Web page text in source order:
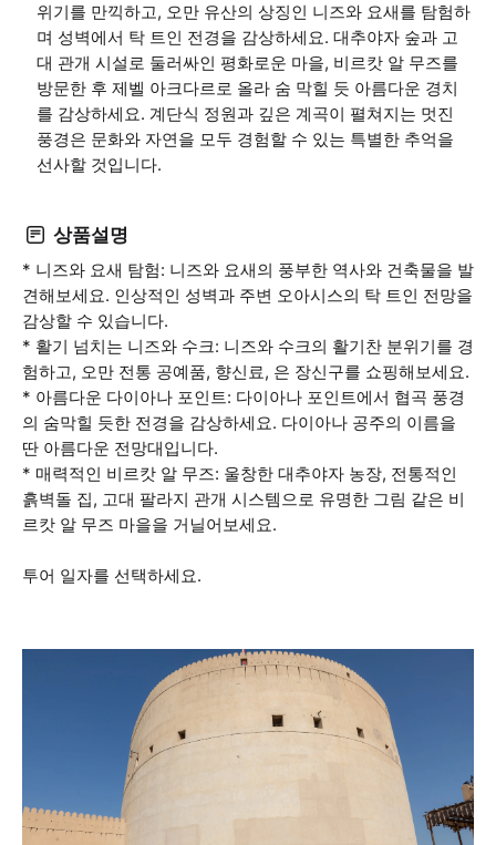
위기를 만끽하고, 오만 유산의 상징인 니즈와 요새를 탐험하
며 성벽에서 탁 트인 전경을 감상하세요. 대추야자 숲과 고
대 관개 시설로 둘러싸인 평화로운 마을, 비르캇 알 무즈를
방문한 후 제벨 아크다르로 올라 숨 막힐 듯 아름다운 경치
를 감상하세요. 계단식 정원과 깊은 계곡이 펼쳐지는 멋진
풍경은 문화와 자연을 모두 경험할 수 있는 특별한 추억을
선사할 것입니다.
상품설명
* 니즈와 요새 탐험: 니즈와 요새의 풍부한 역사와 건축물을 발
견해보세요. 인상적인 성벽과 주변 오아시스의 탁 트인 전망을
감상할 수 있습니다.
* 활기 넘치는 니즈와 수크: 니즈와 수크의 활기찬 분위기를 경
험하고, 오만 전통 공예품, 향신료, 은 장신구를 쇼핑해보세요.
* 아름다운 다이아나 포인트: 다이아나 포인트에서 협곡 풍경
의 숨막힐 듯한 전경을 감상하세요. 다이아나 공주의 이름을
딴 아름다운 전망대입니다.
* 매력적인 비르캇 알 무즈: 울창한 대추야자 농장, 전통적인
흙벽돌 집, 고대 팔라지 관개 시스템으로 유명한 그림 같은 비
르캇 알 무즈 마을을 거닐어보세요.
투어 일자를 선택하세요.